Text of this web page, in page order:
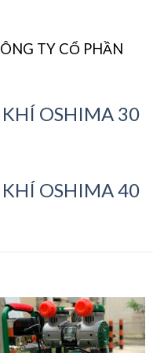
TY CỔ PHẦN
OSHIMA 30
OSHIMA 40